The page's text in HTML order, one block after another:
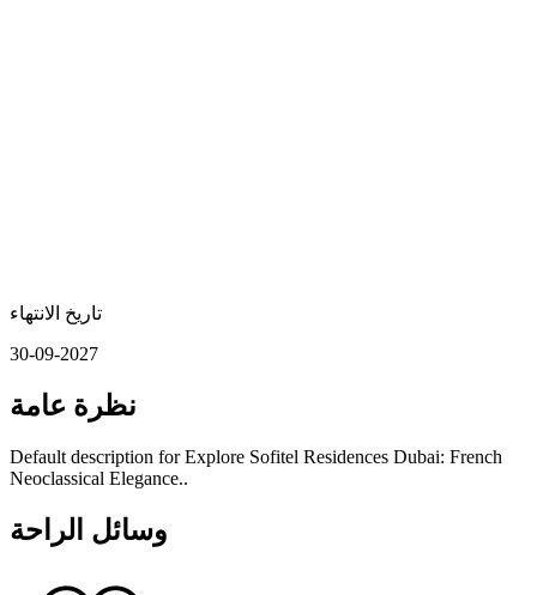
تاريخ الانتهاء
30-09-2027
نظرة عامة
Default description for Explore Sofitel Residences Dubai: French
Neoclassical Elegance..
وسائل الراحة